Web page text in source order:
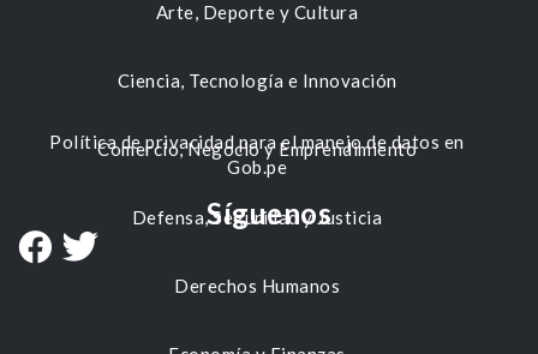
Arte, Deporte y Cultura
Ciencia, Tecnología e Innovación
Comercio, Negocio y Emprendimiento
Defensa, Seguridad y Justicia
Derechos Humanos
Política de privacidad para el manejo de datos en
Gob.pe
Síguenos